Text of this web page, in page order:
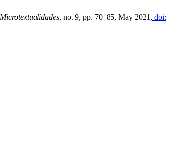
Microtextualidades, no. 9, pp. 70–85, May 2021, doi: